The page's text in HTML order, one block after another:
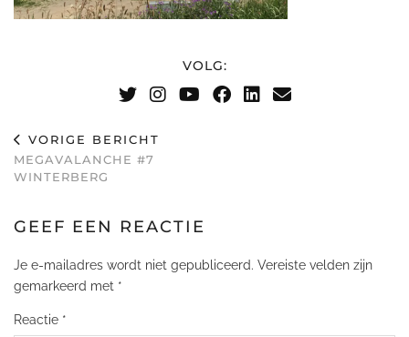
VOLG:
VORIGE BERICHT
MEGAVALANCHE #7
WINTERBERG
GEEF EEN REACTIE
Je e-mailadres wordt niet gepubliceerd. Vereiste velden zijn
gemarkeerd met *
Reactie *